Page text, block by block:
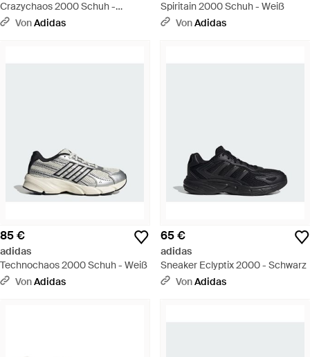
Crazychaos 2000 Schuh -
Mettallic
VonAdidas
Spiritain 2000 Schuh - Weiß
VonAdidas
85 €
adidas
Technochaos 2000 Schuh - Weiß
VonAdidas
65 €
adidas
Sneaker Eclyptix 2000 - Schwarz
VonAdidas